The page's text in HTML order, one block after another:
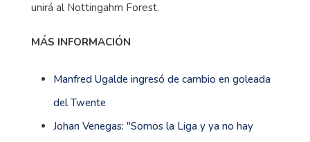
unirá al Nottingahm Forest.
MÁS INFORMACIÓN
Manfred Ugalde ingresó de cambio en goleada
del Twente
Johan Venegas: ''Somos la Liga y ya no hay